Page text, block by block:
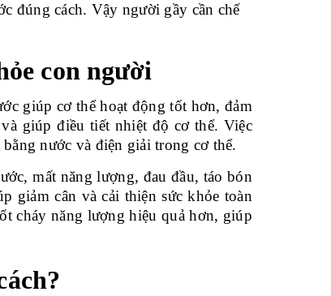
đúng cách. Vậy người gầy cần chế
con người
giúp cơ thể hoạt động tốt hơn, đảm
giúp điều tiết nhiệt độ cơ thể. Việc
nước và điện giải trong cơ thể.
mất năng lượng, đau đầu, táo bón
giảm cân và cải thiện sức khỏe toàn
cháy năng lượng hiệu quả hơn, giúp